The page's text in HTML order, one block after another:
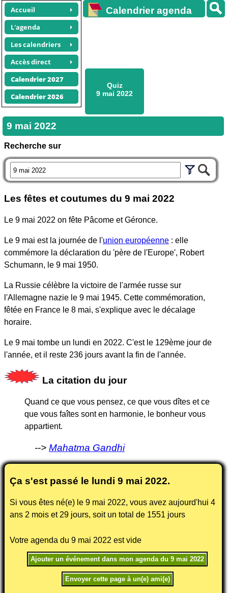
Accueil
L'agenda
Les calendriers
Accès direct
Calendrier 2027
Calendrier 2026
Calendrier agenda
Quiz
9 mai 2022
9 mai 2022
Recherche sur
Les fêtes et coutumes du 9 mai 2022
Le 9 mai 2022 on fête Pâcome et Géronce.
Le 9 mai est la journée de l'union européenne : elle
commémore la déclaration du 'père de l'Europe', Robert
Schumann, le 9 mai 1950.
La Russie célèbre la victoire de l'armée russe sur
l'Allemagne nazie le 9 mai 1945. Cette commémoration,
fêtée en France le 8 mai, s'explique avec le décalage
horaire.
Le 9 mai tombe un lundi en 2022. C'est le 129ème jour de
l'année, et il reste 236 jours avant la fin de l'année.
La citation du jour
Quand ce que vous pensez, ce que vous dîtes et ce
que vous faîtes sont en harmonie, le bonheur vous
appartient.
Mahatma Gandhi
Ça s'est passé le lundi 9 mai 2022.
Si vous êtes né(e) le 9 mai 2022, vous avez aujourd'hui 4
ans 2 mois et 29 jours, soit un total de 1551 jours
Votre agenda du 9 mai 2022 est vide